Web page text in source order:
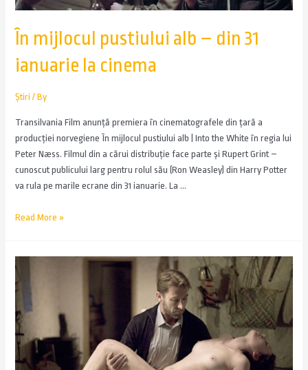
În mijlocul pustiului alb – din 31
ianuarie la cinema
Știri / By
Transilvania Film anunță premiera în cinematografele din țară a
producției norvegiene În mijlocul pustiului alb | Into the White în regia lui
Peter Næss. Filmul din a cărui distribuție face parte și Rupert Grint –
cunoscut publicului larg pentru rolul său (Ron Weasley) din Harry Potter
va rula pe marile ecrane din 31 ianuarie. La …
Read More »